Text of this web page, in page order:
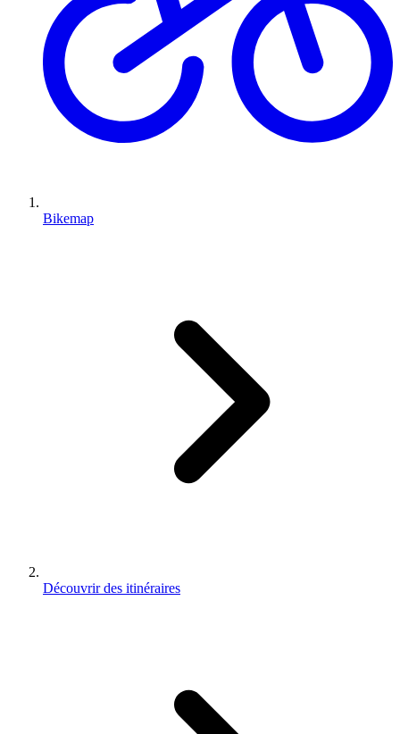
Bikemap
Découvrir des itinéraires